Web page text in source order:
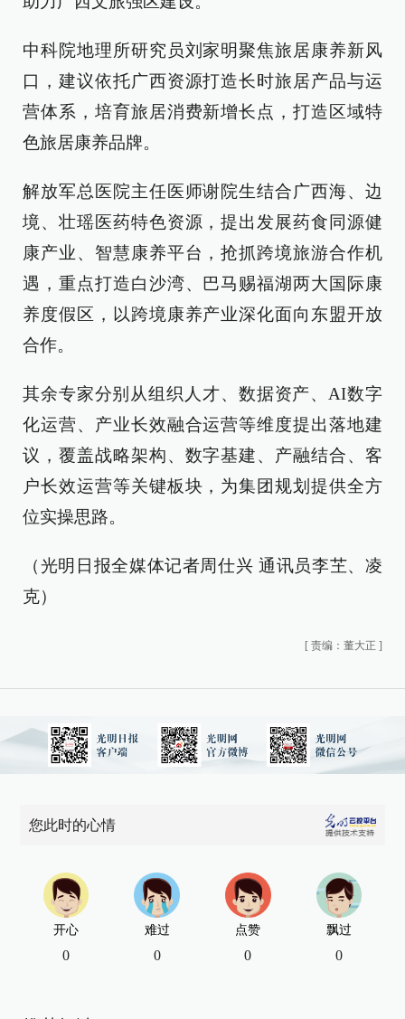
中科院地理所研究员刘家明聚焦旅居康养新风
口，建议依托广西资源打造长时旅居产品与运
营体系，培育旅居消费新增长点，打造区域特
色旅居康养品牌。
解放军总医院主任医师谢院生结合广西海、边
境、壮瑶医药特色资源，提出发展药食同源健
康产业、智慧康养平台，抢抓跨境旅游合作机
遇，重点打造白沙湾、巴马赐福湖两大国际康
养度假区，以跨境康养产业深化面向东盟开放
合作。
其余专家分别从组织人才、数据资产、AI数字
化运营、产业长效融合运营等维度提出落地建
议，覆盖战略架构、数字基建、产融结合、客
户长效运营等关键板块，为集团规划提供全方
位实操思路。
（光明日报全媒体记者周仕兴 通讯员李芏、凌
克）
[ 责编：董大正 ]
您此时的心情
开心
0
难过
0
点赞
0
飘过
0